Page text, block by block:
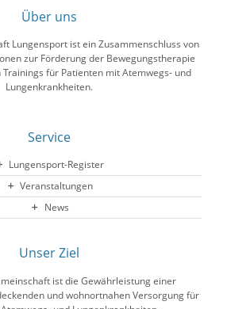
Über uns
Lungensport ist ein Zusammenschluss von
zur Förderung der Bewegungstherapie
für Patienten mit Atemwegs- und
Lungenkrankheiten.
Service
Lungensport-Register
Veranstaltungen
News
Unser Ziel
ist die Gewährleistung einer
und wohnortnahen Versorgung für